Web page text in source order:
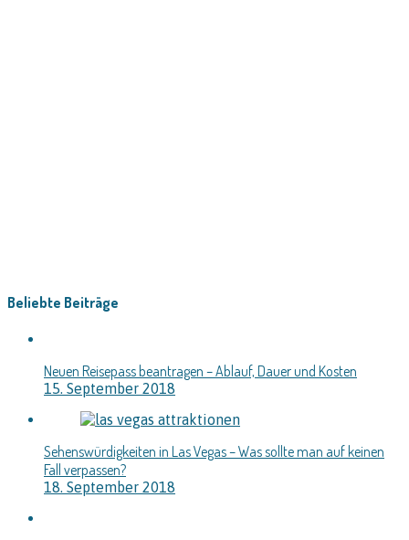
Beliebte Beiträge
Neuen Reisepass beantragen – Ablauf, Dauer und Kosten
15. September 2018
Sehenswürdigkeiten in Las Vegas – Was sollte man auf keinen
Fall verpassen?
18. September 2018